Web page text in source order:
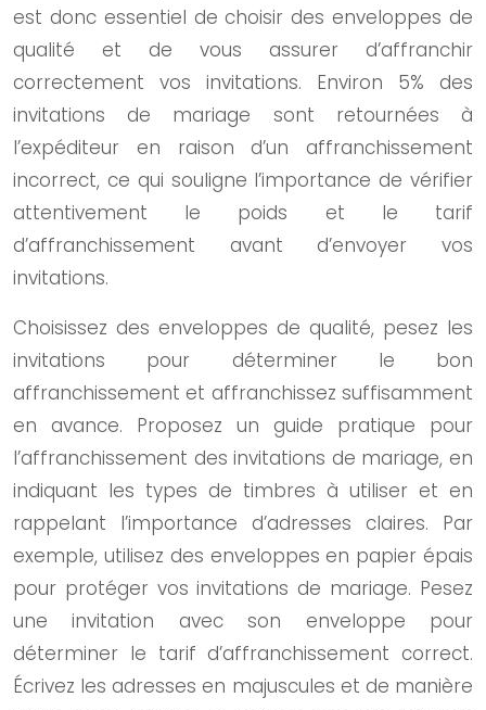
est donc essentiel de choisir des enveloppes de
qualité et de vous assurer d’affranchir
correctement vos invitations. Environ 5% des
invitations de mariage sont retournées à
l’expéditeur en raison d’un affranchissement
incorrect, ce qui souligne l’importance de vérifier
attentivement le poids et le tarif
d’affranchissement avant d’envoyer vos
invitations.
Choisissez des enveloppes de qualité, pesez les
invitations pour déterminer le bon
affranchissement et affranchissez suffisamment
en avance. Proposez un guide pratique pour
l’affranchissement des invitations de mariage, en
indiquant les types de timbres à utiliser et en
rappelant l’importance d’adresses claires. Par
exemple, utilisez des enveloppes en papier épais
pour protéger vos invitations de mariage. Pesez
une invitation avec son enveloppe pour
déterminer le tarif d’affranchissement correct.
Écrivez les adresses en majuscules et de manière